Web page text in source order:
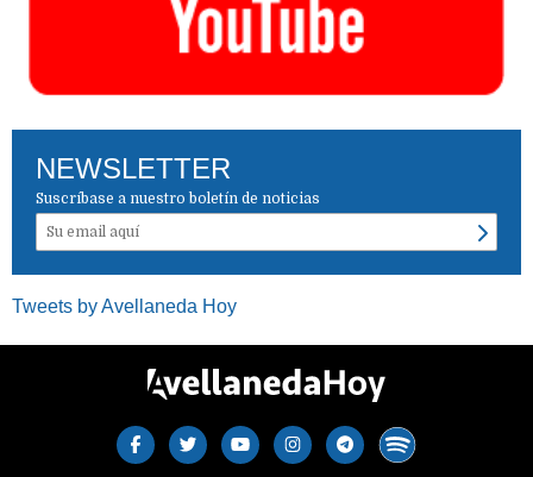
NEWSLETTER
Suscríbase a nuestro boletín de noticias
Tweets by Avellaneda Hoy